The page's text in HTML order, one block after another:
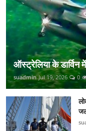
ऑस्ट्रेलिया के डार्विन
suadmin Jul 19, 2026 0